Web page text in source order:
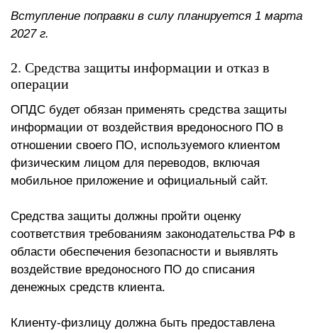
Вступление поправки в силу планируется 1 марта
2027 г.
2. Средства защиты информации и отказ в
операции
ОПДС будет обязан применять средства защиты
информации от воздействия вредоносного ПО в
отношении своего ПО, используемого клиентом
физическим лицом для переводов, включая
мобильное приложение и официальный сайт.
Средства защиты должны пройти оценку
соответствия требованиям законодательства РФ в
области обеспечения безопасности и выявлять
воздействие вредоносного ПО до списания
денежных средств клиента.
Клиенту-физлицу должна быть предоставлена